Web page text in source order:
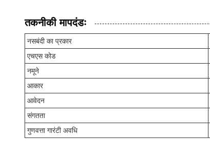
तकनीकी मापदंडः
नसबंदी का प्रकार
एचएस कोड
नमूने
आकार
आवेदन
संगतता
गुणवत्ता गारंटी अवधि